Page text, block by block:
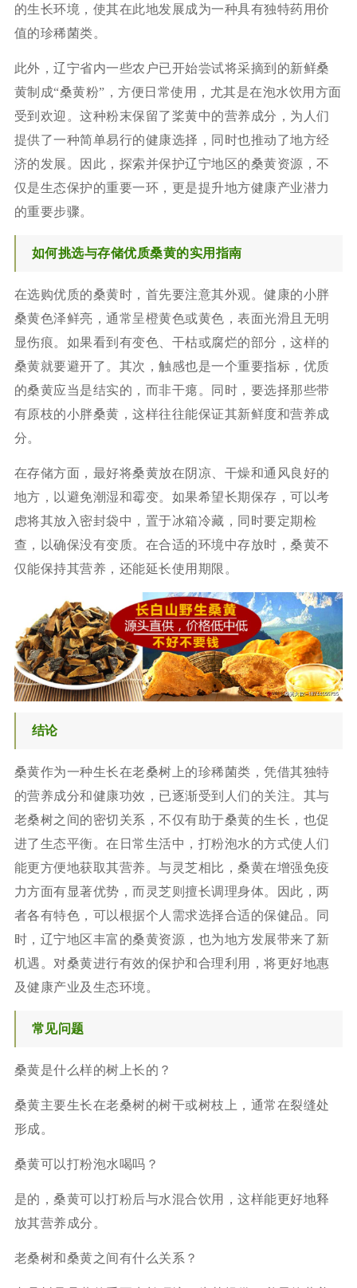
的生长环境，使其在此地发展成为一种具有独特药用价
值的珍稀菌类。
此外，辽宁省内一些农户已开始尝试将采摘到的新鲜桑
黄制成“桑黄粉”，方便日常使用，尤其是在泡水饮用方面
受到欢迎。这种粉末保留了桨黄中的营养成分，为人们
提供了一种简单易行的健康选择，同时也推动了地方经
济的发展。因此，探索并保护辽宁地区的桑黄资源，不
仅是生态保护的重要一环，更是提升地方健康产业潜力
的重要步骤。
如何挑选与存储优质桑黄的实用指南
在选购优质的桑黄时，首先要注意其外观。健康的小胖
桑黄色泽鲜亮，通常呈橙黄色或黄色，表面光滑且无明
显伤痕。如果看到有变色、干枯或腐烂的部分，这样的
桑黄就要避开了。其次，触感也是一个重要指标，优质
的桑黄应当是结实的，而非干瘪。同时，要选择那些带
有原枝的小胖桑黄，这样往往能保证其新鲜度和营养成
分。
在存储方面，最好将桑黄放在阴凉、干燥和通风良好的
地方，以避免潮湿和霉变。如果希望长期保存，可以考
虑将其放入密封袋中，置于冰箱冷藏，同时要定期检
查，以确保没有变质。在合适的环境中存放时，桑黄不
仅能保持其营养，还能延长使用期限。
结论
桑黄作为一种生长在老桑树上的珍稀菌类，凭借其独特
的营养成分和健康功效，已逐渐受到人们的关注。其与
老桑树之间的密切关系，不仅有助于桑黄的生长，也促
进了生态平衡。在日常生活中，打粉泡水的方式使人们
能更方便地获取其营养。与灵芝相比，桑黄在增强免疫
力方面有显著优势，而灵芝则擅长调理身体。因此，两
者各有特色，可以根据个人需求选择合适的保健品。同
时，辽宁地区丰富的桑黄资源，也为地方发展带来了新
机遇。对桑黄进行有效的保护和合理利用，将更好地惠
及健康产业及生态环境。
常见问题
桑黄是什么样的树上长的？
桑黄主要生长在老桑树的树干或树枝上，通常在裂缝处
形成。
桑黄可以打粉泡水喝吗？
是的，桑黄可以打粉后与水混合饮用，这样能更好地释
放其营养成分。
老桑树和桑黄之间有什么关系？